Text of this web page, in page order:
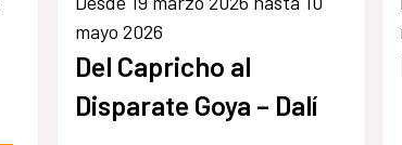
mayo 2026
Del Capricho al
Disparate Goya – Dalí